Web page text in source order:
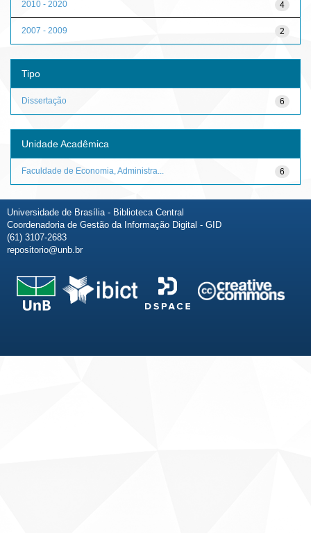
4
2010 - 2020
2
2007 - 2009
Tipo
6
Dissertação
Unidade Acadêmica
6
Faculdade de Economia, Administra...
Universidade de Brasília - Biblioteca Central
Coordenadoria de Gestão da Informação Digital - GID
(61) 3107-2683
repositorio@unb.br